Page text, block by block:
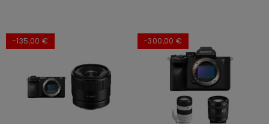
-135,00 € -300,00 €